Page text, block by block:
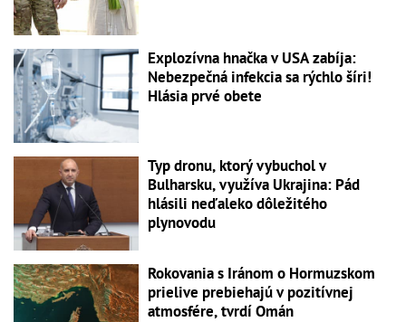
Explozívna hnačka v USA zabíja:
Nebezpečná infekcia sa rýchlo šíri!
Hlásia prvé obete
Typ dronu, ktorý vybuchol v
Bulharsku, využíva Ukrajina: Pád
hlásili neďaleko dôležitého
plynovodu
Rokovania s Iránom o Hormuzskom
prielive prebiehajú v pozitívnej
atmosfére, tvrdí Omán